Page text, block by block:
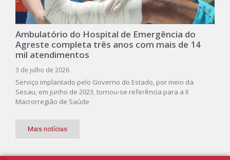
Ambulatório do Hospital de Emergência do
Agreste completa três anos com mais de 14
mil atendimentos
3 de julho de 2026
Serviço implantado pelo Governo do Estado, por meio da
Sesau, em junho de 2023, tornou-se referência para a II
Macrorregião de Saúde
Mais notícias